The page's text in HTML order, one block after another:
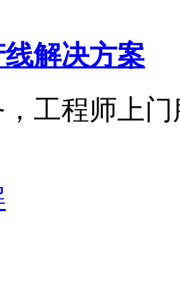
解决方案
工程师上